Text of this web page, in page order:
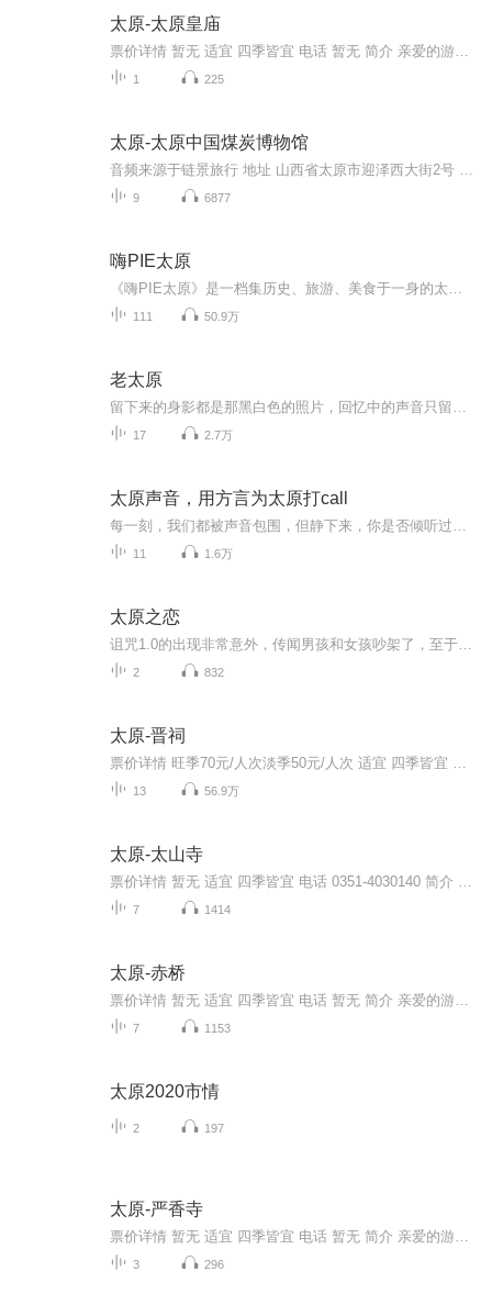
太原-太原皇庙
1 225
太原-太原中国煤炭博物馆
9 6877
嗨PIE太原
111 50.9万
老太原
17 2.7万
太原声音，用方言为太原打call
11 1.6万
太原之恋
2 832
太原-晋祠
13 56.9万
太原-太山寺
7 1414
太原-赤桥
7 1153
太原2020市情
2 197
太原-严香寺
3 296